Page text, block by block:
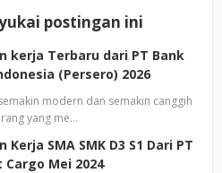
postingan ini
kerja Terbaru dari PT Bank
(Persero) 2026
modern dan semakin canggih
yang me…
Kerja SMA SMK D3 S1 Dari PT
Cargo Mei 2024